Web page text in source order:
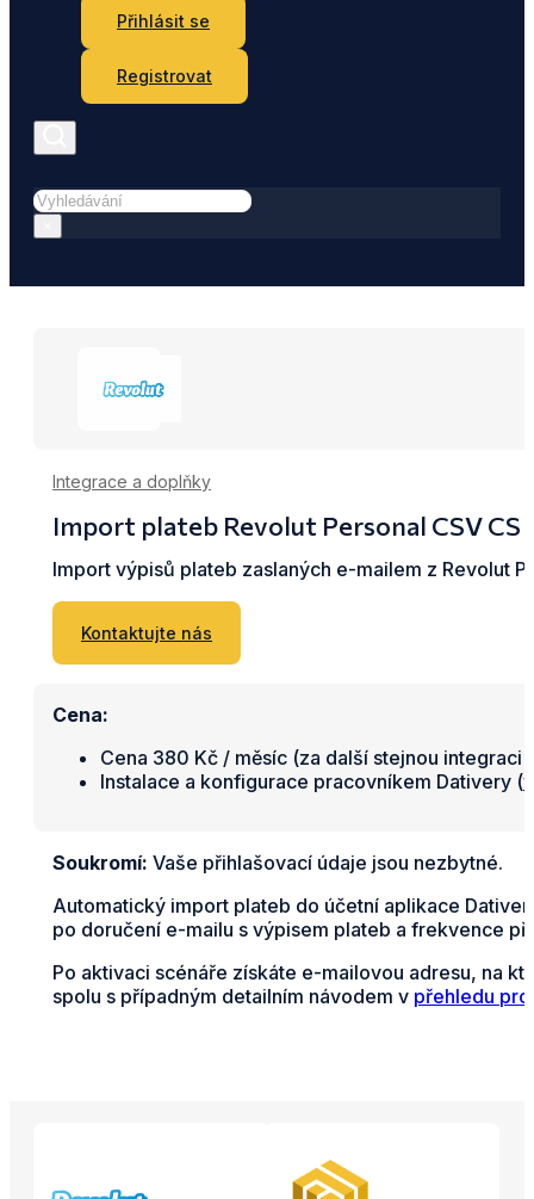
Přihlásit se
Registrovat
Hledat
Integrace a doplňky
Import plateb Revolut Personal CSV
Import výpisů plateb zaslaných e-mailem z Revolut
Kontaktujte nás
Cena:
Cena 380 Kč / měsíc (za další stejnou integraci
Instalace a konfigurace pracovníkem Dativery (
Soukromí: Vaše přihlašovací údaje jsou nezbytné.
Automatický import plateb do účetní aplikace
po doručení e-mailu s výpisem plateb a frekvence
Po aktivaci scénáře získáte e-mailovou adresu, na
spolu s případným detailním návodem v přehledu
Propojené aplikace a služby